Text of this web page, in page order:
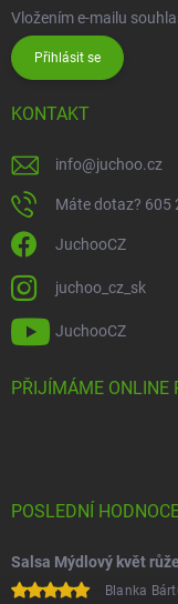
Vložením e-mailu
Přihlásit se
KONTAKT
info@juchoo.cz
Máte dotaz? 605
JuchooCZ
juchoo_cz_sk
JuchooCZ
PŘIJÍMÁME ONLINE
POSLEDNÍ
Salsa Mýdlový květ
Blanka